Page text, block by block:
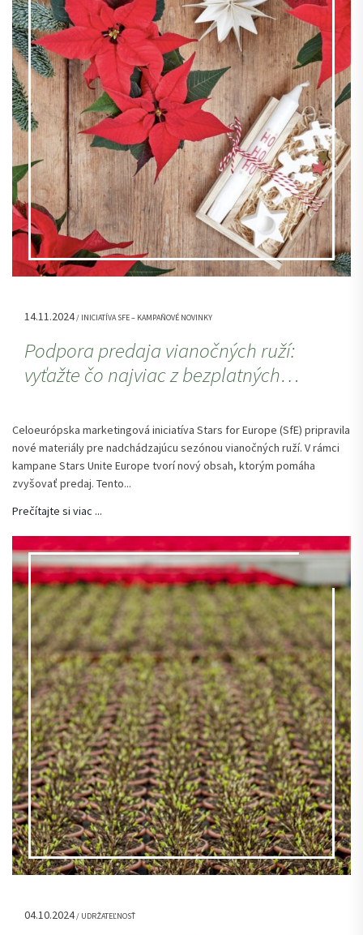
14.11.2024/ INICIATÍVA SFE – KAMPAŇOVÉ NOVINKY
Podpora predaja vianočných ruží:
vyťažte čo najviac z bezplatných…
Celoeurópska marketingová iniciatíva Stars for Europe (SfE) pripravila
nové materiály pre nadchádzajúcu sezónou vianočných ruží. V rámci
kampane Stars Unite Europe tvorí nový obsah, ktorým pomáha
zvyšovať predaj. Tento...
Prečítajte si viac ...
04.10.2024/ UDRŽATEĽNOSŤ